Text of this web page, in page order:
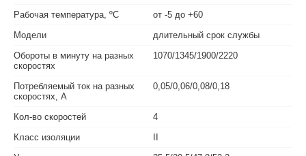
Рабочая температура, ºС
от -5 до +60
Модели
длительный срок службы
Обороты в минуту на разных
скоростях
1070/1345/1900/2220
Потребляемый ток на разных
скоростях, А
0,05/0,06/0,08/0,18
Кол-во скоростей
4
Класс изоляции